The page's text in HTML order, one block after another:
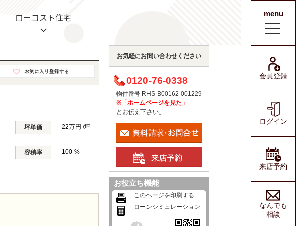
ローコスト住宅 menu
会員登録
ログイン
来店予約
なんでも
相談
坪単価 22万円 /坪
容積率 100 %
お気軽にお問い合わせください
0120-76-0338
物件番号 RHS-B00162-001229
※「ホームページを見た」
とお伝え下さい。
お役立ち機能
このページを印刷する
ローンシミュレーション